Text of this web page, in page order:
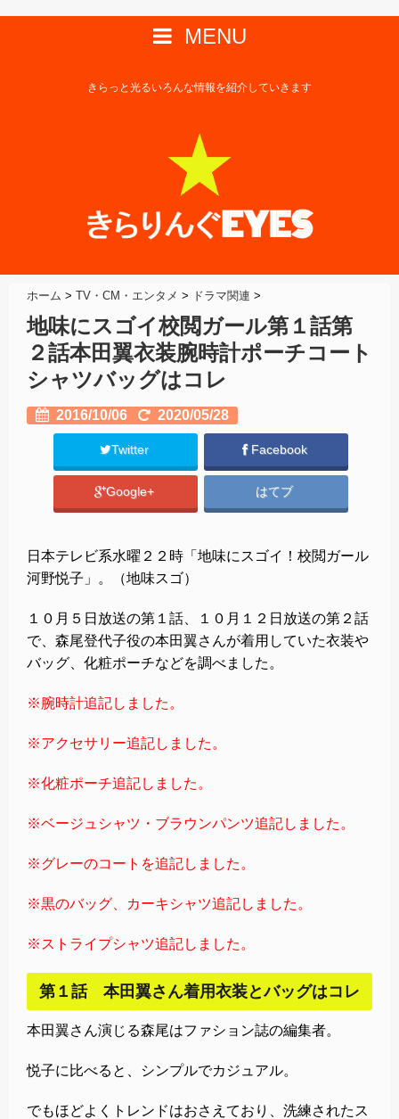
MENU
きらっと光るいろんな情報を紹介していきます
ホーム > TV・CM・エンタメ > ドラマ関連 >
地味にスゴイ校閲ガール第１話第
２話本田翼衣装腕時計ポーチコート
シャツバッグはコレ
2016/10/06 2020/05/28
Twitter Facebook
Google+ はてブ
日本テレビ系水曜２２時「地味にスゴイ！校閲ガール
河野悦子」。（地味スゴ）
１０月５日放送の第１話、１０月１２日放送の第２話
で、森尾登代子役の本田翼さんが着用していた衣装や
バッグ、化粧ポーチなどを調べました。
※腕時計追記しました。
※アクセサリー追記しました。
※化粧ポーチ追記しました。
※ベージュシャツ・ブラウンパンツ追記しました。
※グレーのコートを追記しました。
※黒のバッグ、 カーキシャツ追記しました。
※ストライプシャツ追記しました。
第１話 本田翼さん着用衣装とバッグはコレ
本田翼さん演じる森尾はファション誌の編集者。
悦子に比べると、シンプルでカジュアル。
でもほどよくトレンドはおさえており、洗練されたス